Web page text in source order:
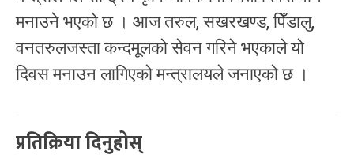
मनाउने भएको छ । आज तरुल, सखरखण्ड, पिँडालु,
वनतरुलजस्ता कन्दमूलको सेवन गरिने भएकाले यो
दिवस मनाउन लागिएको मन्त्रालयले जनाएको छ ।
प्रतिक्रिया दिनुहोस्